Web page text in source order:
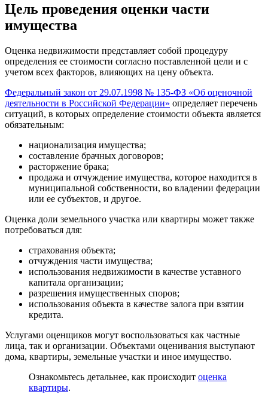
Цель проведения оценки части
имущества
Оценка недвижимости представляет собой процедуру
определения ее стоимости согласно поставленной цели и с
учетом всех факторов, влияющих на цену объекта.
Федеральный закон от 29.07.1998 № 135-ФЗ «Об оценочной
деятельности в Российской Федерации» определяет перечень
ситуаций, в которых определение стоимости объекта является
обязательным:
национализация имущества;
составление брачных договоров;
расторжение брака;
продажа и отчуждение имущества, которое находится в
муниципальной собственности, во владении федерации
или ее субъектов, и другое.
Оценка доли земельного участка или квартиры может также
потребоваться для:
страхования объекта;
отчуждения части имущества;
использования недвижимости в качестве уставного
капитала организации;
разрешения имущественных споров;
использования объекта в качестве залога при взятии
кредита.
Услугами оценщиков могут воспользоваться как частные
лица, так и организации. Объектами оценивания выступают
дома, квартиры, земельные участки и иное имущество.
Ознакомьтесь детальнее, как происходит оценка
квартиры.